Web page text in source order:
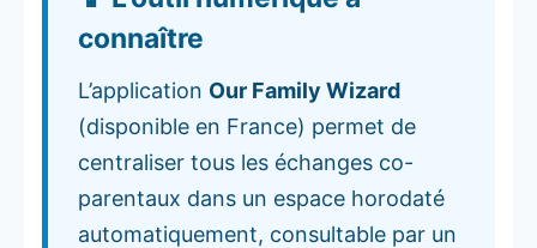
connaître
L’application Our Family Wizard
(disponible en France) permet de
centraliser tous les échanges co-
parentaux dans un espace horodaté
automatiquement, consultable par un